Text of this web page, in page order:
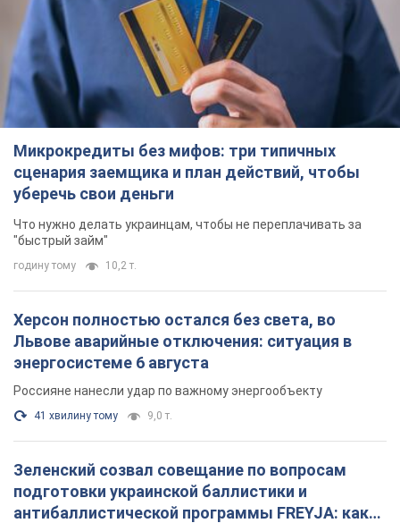
Микрокредиты без мифов: три типичных
сценария заемщика и план действий, чтобы
уберечь свои деньги
Что нужно делать украинцам, чтобы не переплачивать за
"быстрый займ"
годину тому 10,2 т.
Херсон полностью остался без света, во
Львове аварийные отключения: ситуация в
энергосистеме 6 августа
Россияне нанесли удар по важному энергообъекту
41 хвилину тому 9,0 т.
Зеленский созвал совещание по вопросам
подготовки украинской баллистики и
антибаллистической программы FREYJA: какие